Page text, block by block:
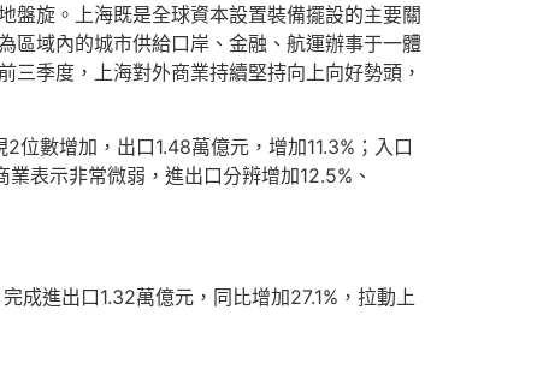
盤旋。上海既是全球資本設置裝備擺設的主要關
區域內的城市供給口岸、金融、航運辦事于一體
三季度，上海對外商業持續堅持向上向好勢頭，
數增加，出口1.48萬億元，增加11.3%；入口
表示非常微弱，進出口分辨增加12.5%、
成進出口1.32萬億元，同比增加27.1%，拉動上